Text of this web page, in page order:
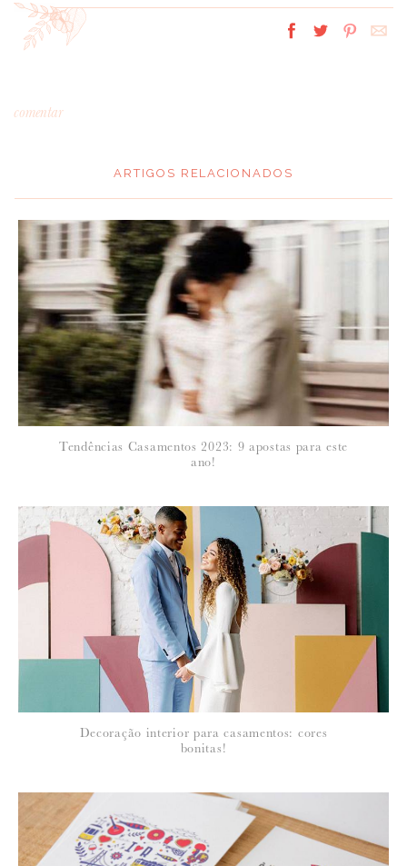
comentar
NOME*
Para saber como tratamos e protegemos os seus dados, leia a nossa
política de privacidade
ARTIGOS RELACIONADOS
Tendências Casamentos 2023: 9 apostas para este
ano!
Decoração interior para casamentos: cores
bonitas!